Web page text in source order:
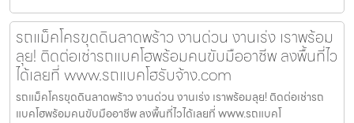
รถแม็คโครขุดดินลาดพร้าว งานด่วน งานเร่ง เราพร้อม
ลุย! ติดต่อเช่ารถแบคโฮพร้อมคนขับมืออาชีพ ลงพื้นที่ไว
ได้เลยที่ www.รถแบคโฮรับจ้าง.com
รถแม็คโครขุดดินลาดพร้าว งานด่วน งานเร่ง เราพร้อมลุย! ติดต่อเช่ารถ
แบคโฮพร้อมคนขับมืออาชีพ ลงพื้นที่ไวได้เลยที่ www.รถแบคโ